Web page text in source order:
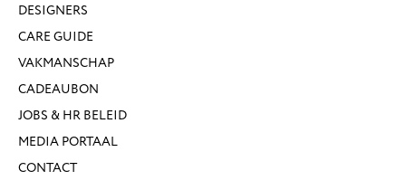
DESIGNERS
CARE GUIDE
VAKMANSCHAP
CADEAUBON
JOBS & HR BELEID
MEDIA PORTAAL
CONTACT